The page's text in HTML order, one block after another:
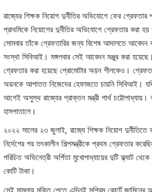
রাজ্যের শিক্ষক নিয়োগ দুর্নীতির অভিযোগে ফের গ্রেফতার
প্রাথমিকে নিয়োগের দুর্নীতির অভিযোগে গ্রেফতার করা হয়
সোমবার তাঁকে গ্রেফতারির জন্য বিশেষ আদালতে আবেদন
সংস্থা সিবিআই। মঙ্গলবার সেই আবেদন মঞ্জুর করা
গ্রেফতার করা হয়েছে প্রোমোটার অয়ন শীলকেও।
অয়নকে আপাতত নিজেদের হেফাজতে চায়নি সিবিআই।
আগেই অসুস্থ রাজ্যের প্রাক্তন মন্ত্রী পার্থ চট্টোপাধ্যায়।
হাসপাতালে।
২০২২ সালের ২৩ জুলাই, রাজ্যে শিক্ষক নিয়োগ দুর্নীতিতে
নির্দেশের পর তৎকালীন শিল্পমন্ত্রীকে প্রথম গ্রেফতার
পরিচিত অভিনেত্রী অর্পিতা মুখোপাধ্যায়ের দুটি ফ্ল্যাট
কোটি টাকা।
সেই মামলায় মুক্তি পেতে এদিনই সুপ্রিম কোর্টে জামিনের